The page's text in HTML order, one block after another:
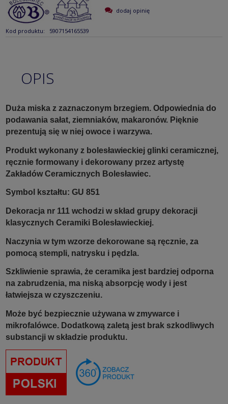
Kod produktu: 5907154165539
dodaj opinię
OPIS
Duża miska z zaznaczonym brzegiem. Odpowiednia do
podawania sałat, ziemniaków, makaronów. Pięknie
prezentują się w niej owoce i warzywa.
Produkt wykonany z bolesławieckiej glinki ceramicznej,
ręcznie formowany i dekorowany przez artystę
Zakładów Ceramicznych Bolesławiec.
Symbol kształtu: GU 851
Dekoracja nr 111 wchodzi w skład grupy dekoracji
klasycznych Ceramiki Bolesławieckiej.
Naczynia w tym wzorze dekorowane są ręcznie, za
pomocą stempli, natrysku i pędzla.
Szkliwienie sprawia, że ceramika jest bardziej odporna
na zabrudzenia, ma niską absorpcję wody i jest
łatwiejsza w czyszczeniu.
Może być bezpiecznie używana w zmywarce i
mikrofalówce. Dodatkową zaletą jest brak szkodliwych
substancji w składzie produktu.